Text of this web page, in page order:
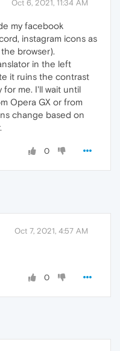
Oct 6, 2021, 11:34 AM
my facebook
instagram icons as
browser).
in the left
it ruins the contrast
me. I'll wait until
Opera GX or from
change based on
0
Oct 7, 2021, 4:57 AM
0